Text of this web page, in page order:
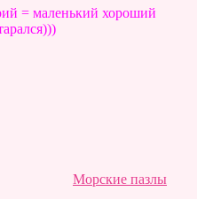
= маленький хороший
Морские пазлы